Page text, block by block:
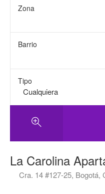
Zona
Barrio
Tipo
La Carolina
Cra. 14 #127-25, Bogotá,